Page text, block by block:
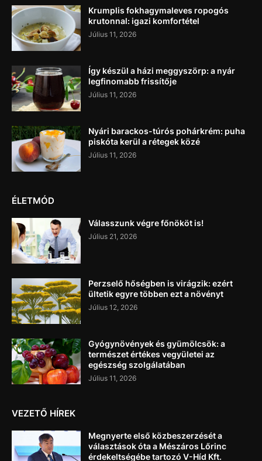
Krumplis fokhagymaleves ropogós
krutonnal: igazi komfortétel
Július 11, 2026
Így készül a házi meggyszörp: a nyár
legfinomabb frissítője
Július 11, 2026
Nyári barackos-túrós pohárkrém: puha
piskóta kerül a rétegek közé
Július 11, 2026
ÉLETMÓD
Válasszunk végre főnököt is!
Július 21, 2026
Perzselő hőségben is virágzik: ezért
ültetik egyre többen ezt a növényt
Július 12, 2026
Gyógynövények és gyümölcsök: a
természet értékes vegyületei az
egészség szolgálatában
Július 11, 2026
VEZETŐ HÍREK
Megnyerte első közbeszerzését a
választások óta a Mészáros Lőrinc
érdekeltségébe tartozó V-Híd Kft.